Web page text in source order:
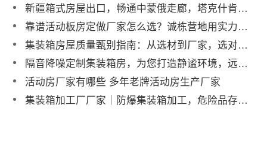
新疆箱式房屋出口，畅通中蒙俄走廊，塔克什肯口岸直发
靠谱活动板房定做厂家怎么选？诚栋营地用实力筑牢品质标杆
集装箱房屋质量甄别指南：从选材到厂家，选对才安心
隔音降噪定制集装箱房，为您打造静谧环境，远离外界喧闹
活动房厂家有哪些 多年老牌活动房生产厂家
集装箱加工厂厂家｜防爆集装箱加工，危险品存储专用箱制造